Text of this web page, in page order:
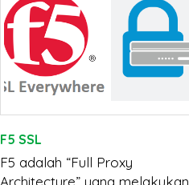
F5 SSL
F5 adalah “Full Proxy
Architecture” yang melakukan